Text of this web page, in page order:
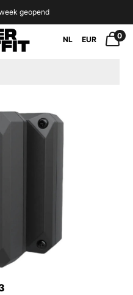
geopend
NL EUR 0